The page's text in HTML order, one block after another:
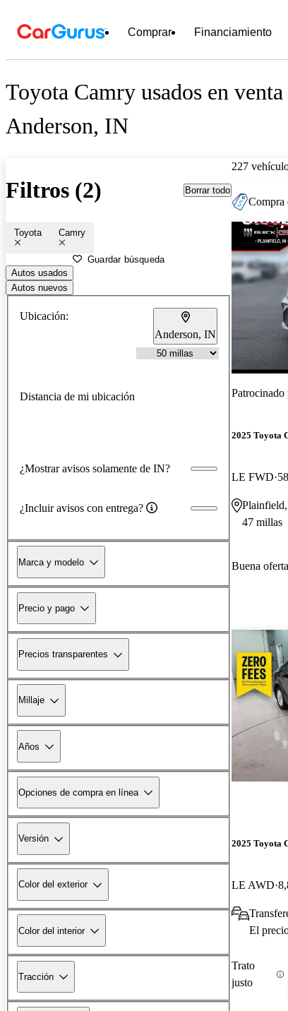
Comprar Financiamiento
Toyota Camry usados en venta
Anderson, IN
Filtros (2) Borrar todo
Toyota Camry
Guardar búsqueda
Autos usados
Autos nuevos
Ubicación:
Anderson, IN
Distancia de mi ubicación
¿Mostrar avisos solamente de IN?
¿Incluir avisos con entrega?
Marca y modelo
Precio y pago
Precios transparentes
Millaje
Años
Opciones de compra en línea
Versión
Color del exterior
Color del interior
Tracción
227
Compra
Patrocinado
2025 Toyota
LE FWD
47 millas
Buena oferta
2025 Toyota
LE AWD
El
Trato
justo